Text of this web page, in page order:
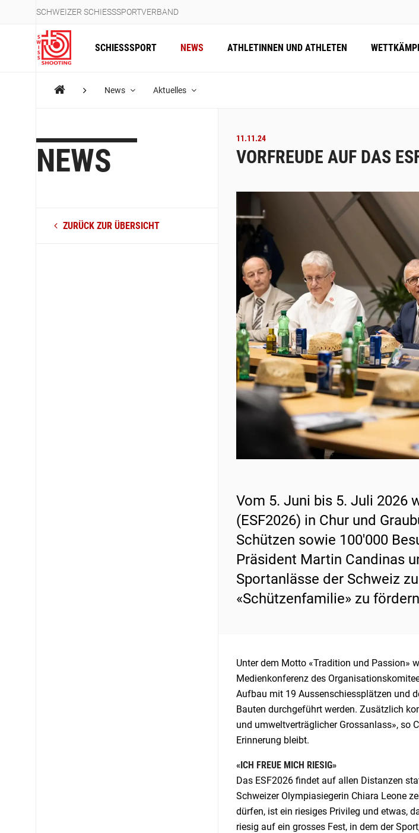
SCHWEIZER SCHIESSSPORTVERBAND
SCHIESSSPORT NEWS ATHLETINNEN UND ATHLETEN
News Aktuelles
NEWS
ZURÜCK ZUR ÜBERSICHT
11.11.24
VORFREUDE AUF DAS
Vom 5. Juni bis 5. Juli 2026
(ESF2026) in Chur und
Schützen sowie 100'000
Präsident Martin Candinas
Sportanlässe der Schweiz
«Schützenfamilie» zu
Unter dem Motto «Tradition und Passion»
Medienkonferenz des
Aufbau mit 19 Aussenschiessplätzen und
Bauten durchgeführt werden. Zusätzlich
und umweltverträglicher Grossanlass», so
Erinnerung bleibt.
«ICH FREUE MICH RIESIG»
Das ESF2026 findet auf allen Distanzen
Schweizer Olympiasiegerin Chiara Leone
dürfen, ist ein riesiges Privileg und etwas,
riesig auf ein grosses Fest, in dem der